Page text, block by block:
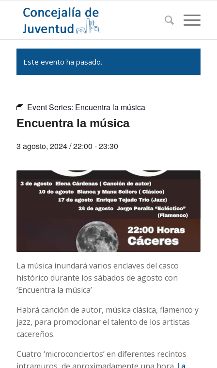
Este evento ha pasado.
Event Series: Encuentra la música
Encuentra la música
3 agosto, 2024 / 22:00 -23:30
La música inundará varios enclaves del casco
histórico durante los sábados de agosto con
‘Encuentra la música’
Habrá canción de autor, música clásica, flamenco y
jazz, para promocionar el talento de los artistas
cacereños.
Cuatro ‘microconciertos’ en diferentes recintos